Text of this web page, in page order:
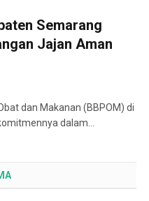
Semarang
Jajan Aman
dan Makanan (BBPOM) di
dalam…